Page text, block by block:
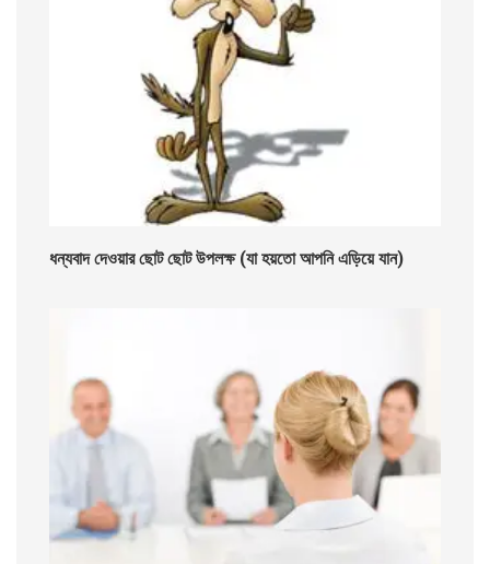
ধন্যবাদ দেওয়ার ছোট ছোট উপলক্ষ (যা হয়তো আপনি এড়িয়ে যান)